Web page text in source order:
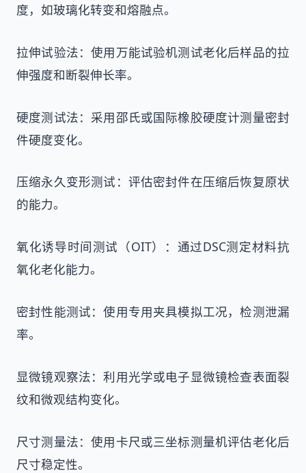
度，如玻璃化转变和熔融点。
拉伸试验法：使用万能试验机测试老化后样品的拉
伸强度和断裂伸长率。
硬度测试法：采用邵氏或国际橡胶硬度计测量密封
件硬度变化。
压缩永久变形测试：评估密封件在压缩后恢复原状
的能力。
氧化诱导时间测试（OIT）：通过DSC测定材料抗
氧化老化能力。
密封性能测试：使用专用夹具模拟工况，检测泄漏
率。
显微镜观察法：利用光学或电子显微镜检查表面裂
纹和微观结构变化。
尺寸测量法：使用卡尺或三坐标测量机评估老化后
尺寸稳定性。